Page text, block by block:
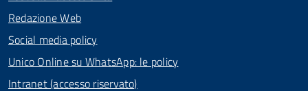
Redazione Web
Social media policy
Unico Online su WhatsApp: le policy
Intranet (accesso riservato)